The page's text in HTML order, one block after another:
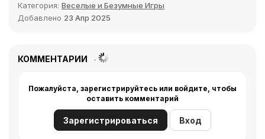
Категория: Веселые и Безумные Игры
Добавлено 23 Апр 2025
КОММЕНТАРИИ
Пожалуйста, зарегистрируйтесь или войдите, чтобы
оставить комментарий
Зарегистрироваться Вход